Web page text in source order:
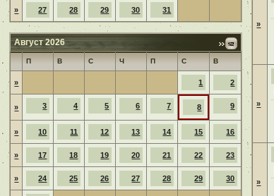
» 27 28 29 30 31
Август 2026
П В С Ч П С В
» 1 2
» 3 4 5 6 7 8 9
» 10 11 12 13 14 15 16
» 17 18 19 20 21 22 23
» 24 25 26 27 28 29 30
»
»
»